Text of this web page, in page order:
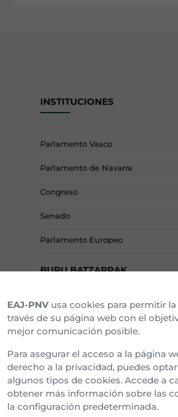
INSTITUCIONES
Parlamento Vasco
Parlamento de Navarra
Congreso
Senado
Parlamento Europeo
BURU BATZARRAK
Araba Buru Batzar
Bizkai Buru Batzar
Gipuzko Buru Batzar
Ipar Buru Batzar
Napar Buru Batzar
EAJ-PNV usa cookies para permitir
través de su página web con el
mejor comunicación posible.
Para asegurar el acceso a la página
derecho a la privacidad, puedes
algunos tipos de cookies. Accede a
obtener más información sobre las
la configuración predeterminada.